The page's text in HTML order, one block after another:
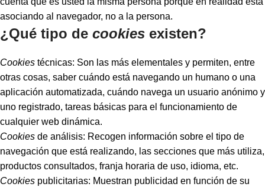
asociando al navegador, no a la persona.
¿Qué tipo de cookies existen?
Cookies técnicas: Son las más elementales y permiten, entre
otras cosas, saber cuándo está navegando un humano o una
aplicación automatizada, cuándo navega un usuario anónimo y
uno registrado, tareas básicas para el funcionamiento de
cualquier web dinámica.
Cookies de análisis: Recogen información sobre el tipo de
navegación que está realizando, las secciones que más utiliza,
productos consultados, franja horaria de uso, idioma, etc.
Cookies publicitarias: Muestran publicidad en función de su